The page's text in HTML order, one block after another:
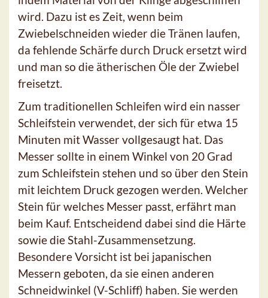
wird. Dazu ist es Zeit, wenn beim
Zwiebelschneiden wieder die Tränen laufen,
da fehlende Schärfe durch Druck ersetzt wird
und man so die ätherischen Öle der Zwiebel
freisetzt.
Zum traditionellen Schleifen wird ein nasser
Schleifstein verwendet, der sich für etwa 15
Minuten mit Wasser vollgesaugt hat. Das
Messer sollte in einem Winkel von 20 Grad
zum Schleifstein stehen und so über den Stein
mit leichtem Druck gezogen werden. Welcher
Stein für welches Messer passt, erfährt man
beim Kauf. Entscheidend dabei sind die Härte
sowie die Stahl-Zusammensetzung.
Besondere Vorsicht ist bei japanischen
Messern geboten, da sie einen anderen
Schneidwinkel (V-Schliff) haben. Sie werden